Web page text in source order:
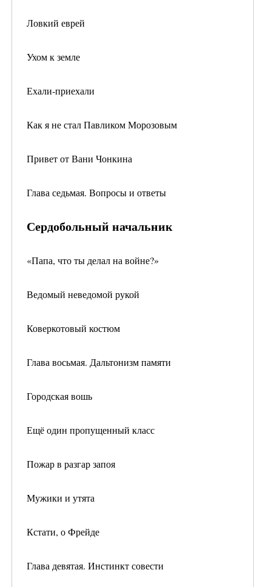
Ловкий еврей
Ухом к земле
Ехали-приехали
Как я не стал Павликом Морозовым
Привет от Вани Чонкина
Глава седьмая. Вопросы и ответы
Сердобольный начальник
«Папа, что ты делал на войне?»
Ведомый неведомой рукой
Коверкотовый костюм
Глава восьмая. Дальтонизм памяти
Городская вошь
Ещё один пропущенный класс
Пожар в разгар запоя
Мужики и утята
Кстати, о Фрейде
Глава девятая. Инстинкт совести